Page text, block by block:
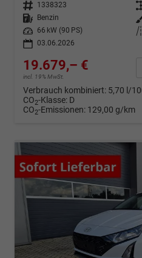
Fahrzeugnr. 1338323
Kraftstoff
Benzin
Leistung
66 kW (90 PS)
03.06.2026
19.679,– €
incl. 19% MwSt.
Verbrauch kombiniert: 5,70 l/
CO2-Klasse: D
CO2-Emissionen: 129,00 g/km